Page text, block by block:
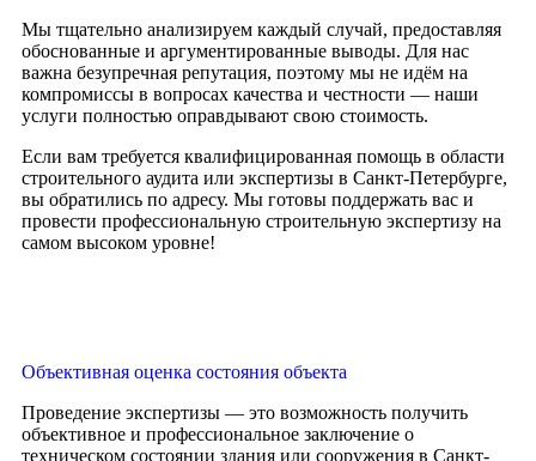
Мы тщательно анализируем каждый случай, предоставляя
обоснованные и аргументированные выводы. Для нас
важна безупречная репутация, поэтому мы не идём на
компромиссы в вопросах качества и честности — наши
услуги полностью оправдывают свою стоимость.
Если вам требуется квалифицированная помощь в области
строительного аудита или экспертизы в Санкт-Петербурге,
вы обратились по адресу. Мы готовы поддержать вас и
провести профессиональную строительную экспертизу на
самом высоком уровне!
Объективная оценка состояния объекта
Проведение экспертизы — это возможность получить
объективное и профессиональное заключение о
техническом состоянии здания или сооружения в Санкт-